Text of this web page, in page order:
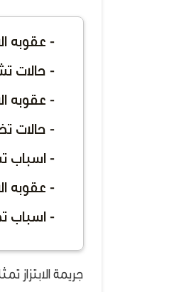
- عقوبه
- حالات
- عقوبه
- حالات
- اسباب
- عقوبه
- اسباب
جريمة الابتزاز